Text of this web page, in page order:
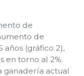
de
de
años (gráfico 2),
en torno al 2%.
ganadería actual